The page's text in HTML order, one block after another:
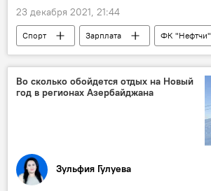
23 декабря 2021, 21:44
Спорт Зарплата
ФК "Нефтчи"
директор
Во сколько обойдется отдых на Новый
год в регионах Азербайджана
Зульфия Гулуева